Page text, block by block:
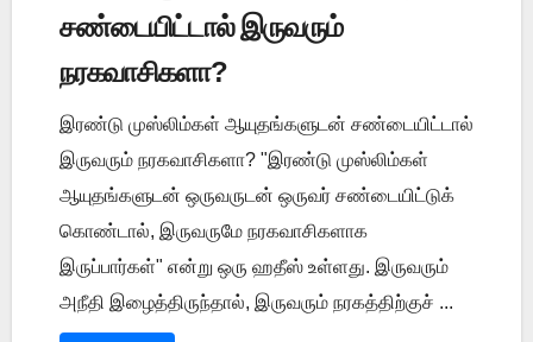
சண்டையிட்டால் இருவரும்
நரகவாசிகளா?
இரண்டு முஸ்லிம்கள் ஆயுதங்களுடன் சண்டையிட்டால்
இருவரும் நரகவாசிகளா? "இரண்டு முஸ்லிம்கள்
ஆயுதங்களுடன் ஒருவருடன் ஒருவர் சண்டையிட்டுக்
கொண்டால், இருவருமே நரகவாசிகளாக
இருப்பார்கள்" என்று ஒரு ஹதீஸ் உள்ளது. இருவரும்
அநீதி இழைத்திருந்தால், இருவரும் நரகத்திற்குச் ...